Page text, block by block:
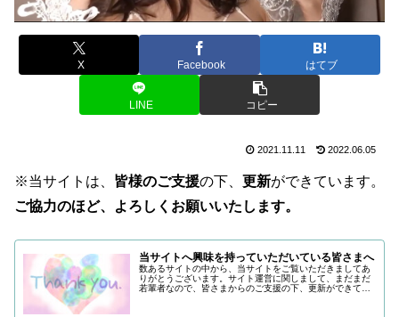
X Facebook はてブ
LINE コピー
2021.11.11 2022.06.05
※当サイトは、 皆様のご支援の下、 更新ができています。
ご協力のほど、よろしくお願いいたします。
当サイトへ興味を持っていただいている皆さまへ
数あるサイトの中から、当サイトをご覧いただきましてあ
りがとうございます。サイト運営に関しまして、まだまだ
若輩者なので、皆さまからのご支援の下、更新ができてい